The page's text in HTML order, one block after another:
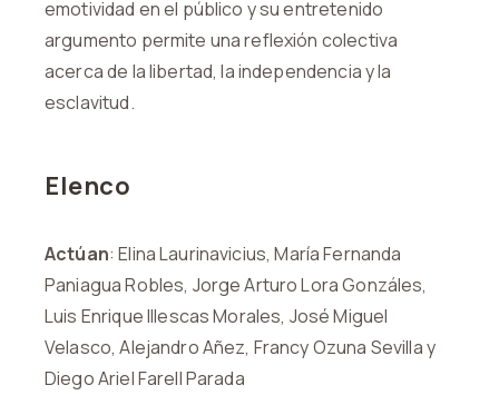
emotividad en el público y su entretenido
argumento permite una reflexión colectiva
acerca de la libertad, la independencia y la
esclavitud.
Elenco
Actúan: Elina Laurinavicius, María Fernanda
Paniagua Robles, Jorge Arturo Lora Gonzáles,
Luis Enrique Illescas Morales, José Miguel
Velasco, Alejandro Añez, Francy Ozuna Sevilla y
Diego Ariel Farell Parada